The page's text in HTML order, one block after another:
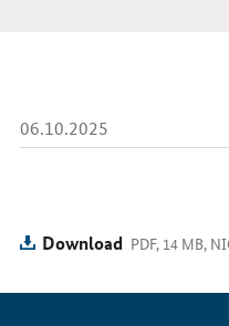
06.10.2025
uns
im
Download PDF, 14 MB,